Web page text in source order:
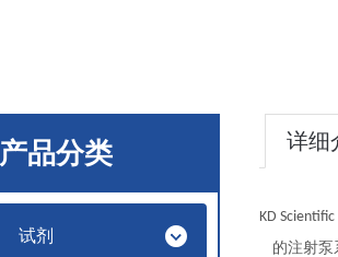
产品分类
试剂
详细
KD Scientific
的注射泵